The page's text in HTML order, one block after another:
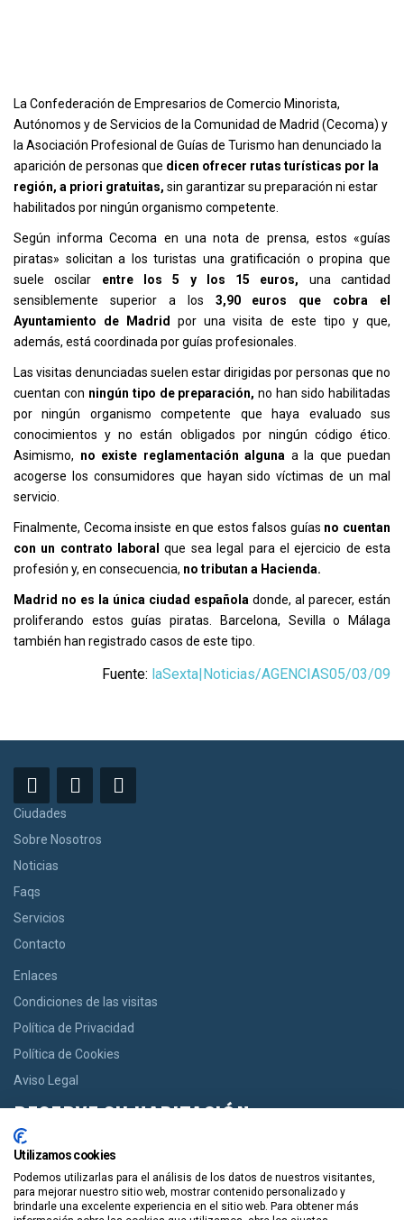
La Confederación de Empresarios de Comercio Minorista,
Autónomos y de Servicios de la Comunidad de Madrid (Cecoma) y
la Asociación Profesional de Guías de Turismo han denunciado la
aparición de personas que dicen ofrecer rutas turísticas por la
región, a priori gratuitas, sin garantizar su preparación ni estar
habilitados por ningún organismo competente.
Según informa Cecoma en una nota de prensa, estos «guías
piratas» solicitan a los turistas una gratificación o propina que
suele oscilar entre los 5 y los 15 euros, una cantidad
sensiblemente superior a los 3,90 euros que cobra el
Ayuntamiento de Madrid
por una visita de este tipo y que,
además, está coordinada por guías profesionales.
Las visitas denunciadas suelen estar dirigidas por personas que no
cuentan con ningún tipo de preparación, no han sido habilitadas
por ningún organismo competente que haya evaluado sus
conocimientos y no están obligados por ningún código ético.
Asimismo, no existe reglamentación alguna a la que puedan
acogerse los consumidores que hayan sido víctimas de un mal
servicio.
Finalmente, Cecoma insiste en que estos falsos guías no cuentan
con un contrato laboral
que sea legal para el ejercicio de esta
profesión y, en consecuencia, no tributan a Hacienda.
Madrid no es la única ciudad española donde, al parecer, están
proliferando estos guías piratas. Barcelona, Sevilla o Málaga
también han registrado casos de este tipo.
Fuente: laSexta|Noticias/AGENCIAS05/03/09
Ciudades
Sobre Nosotros
Noticias
Faqs
Servicios
Contacto
Enlaces
Condiciones de las visitas
Política de Privacidad
Política de Cookies
Aviso Legal
RESERVE SU HABITACIÓN
Si usted desea una habitación le ofrecemos la opción de reservar
desde casas acogedoras hasta modernos apartamentos de
manera facil y en un solo click.
Utilizamos cookies
Podemos utilizarlas para el análisis de los datos de nuestros visitantes,
para mejorar nuestro sitio web, mostrar contenido personalizado y
brindarle una excelente experiencia en el sitio web. Para obtener más